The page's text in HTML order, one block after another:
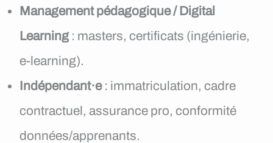
Management pédagogique / Digital
Learning : masters, certificats (ingénierie,
e-learning).
Indépendant·e: immatriculation, cadre
contractuel, assurance pro, conformité
données/apprenants.